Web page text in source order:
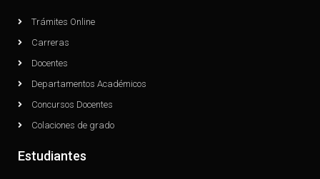
Trámites Online
Carreras
Docentes
Departamentos Académicos
Concursos Docentes
Colaciones de grado
Estudiantes